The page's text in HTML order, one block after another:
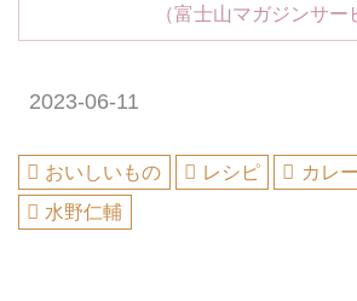
（富士山マガジンサー
2023-06-11
おいしいもの レシピ カレー
水野仁輔